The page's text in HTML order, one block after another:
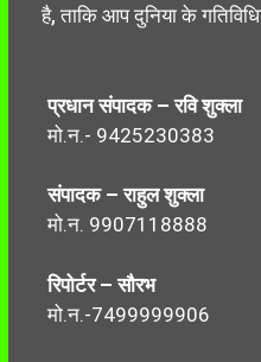
है, ताकि आप दुनिया के
प्रधान संपादक – रवि शुक्ला
मो.न.- 9425230383
संपादक – राहुल शुक्ला
मो.न. 9907118888
रिपोर्टर – सौरभ
मो.न.-7499999906